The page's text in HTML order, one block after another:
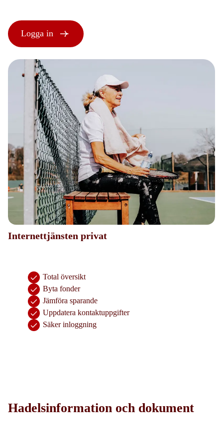
Logga in
Internettjänsten privat
Total översikt
Byta fonder
Jämföra sparande
Uppdatera kontaktuppgifter
Säker inloggning
Hadelsinformation och dokument